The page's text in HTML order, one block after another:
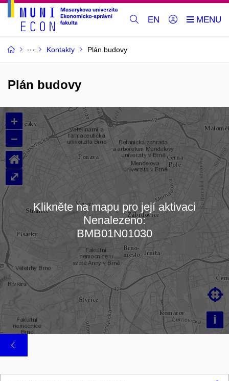
EN
Kontakty Plán budovy
Plán budovy
Načítám mapu…
+
–
i

⌂
⤢
Klikněte na mapu pro její aktivaci
Nenalezeno:
BMB01N01030